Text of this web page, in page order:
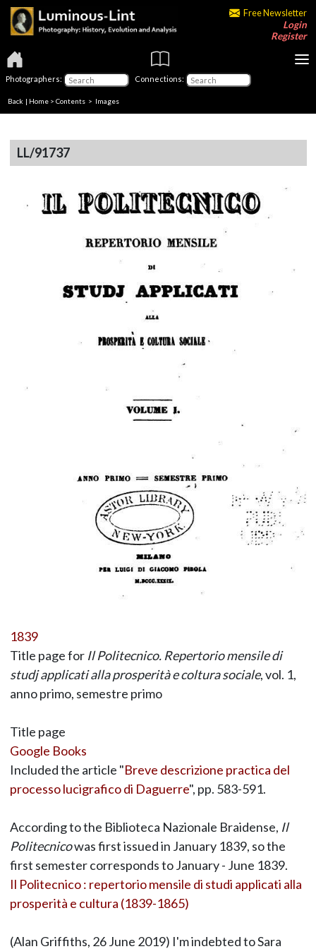
Free Newsletter
Login
Register
Photographers: Connections:
Back | Home > Contents > Images
LL/91737
1839
Title page for Il Politecnico. Repertorio mensile di
studj applicati alla prosperità e coltura sociale, vol. 1,
anno primo, semestre primo
Title page
Google Books
Included the article "Breve descrizione practica del
processo lucigrafico di Daguerre", pp. 583-591.
According to the Biblioteca Nazionale Braidense, Il
Politecnicowas first issued in January 1839, so the
first semester corresponds to January - June 1839.
Il Politecnico : repertorio mensile di studi applicati alla
prosperità e cultura (1839-1865)
(Alan Griffiths, 26 June 2019) I'm indebted to Sara